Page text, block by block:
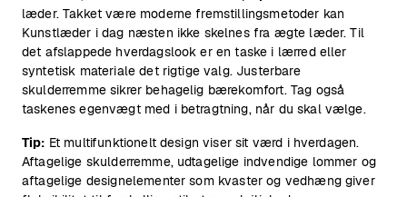
læder. Takket være moderne fremstillingsmetoder kan
Kunstlæder i dag næsten ikke skelnes fra ægte læder. Til
det afslappede hverdagslook er en taske i lærred eller
syntetisk materiale det rigtige valg. Justerbare
skulderremme sikrer behagelig bærekomfort. Tag også
taskenes egenvægt med i betragtning, når du skal vælge.
Tip: Et multifunktionelt design viser sit værd i hverdagen.
Aftagelige skulderremme, udtagelige indvendige lommer og
aftagelige designelementer som kvaster og vedhæng giver